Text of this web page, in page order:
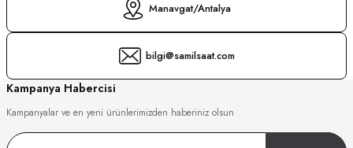
Manavgat/Antalya
bilgi@samilsaat.com
Kampanya Habercisi
Kampanyalar ve en yeni ürünlerimizden haberiniz olsun